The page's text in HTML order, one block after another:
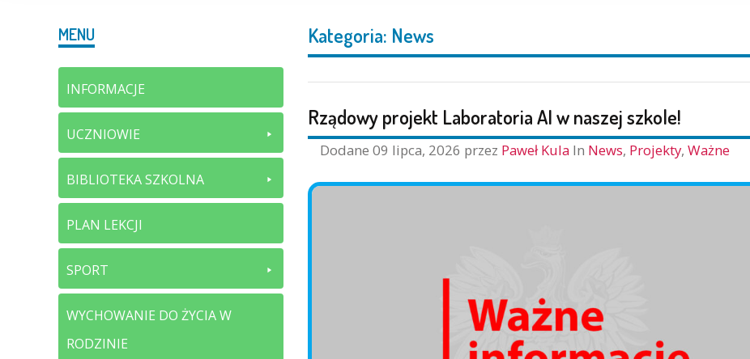
Kategoria: News
Rządowy projekt Laboratoria AI w naszej szkole!
Dodane 09 lipca, 2026 przez Paweł Kula In News, Projekty, Ważne
MENU
INFORMACJE
UCZNIOWIE
BIBLIOTEKA SZKOLNA
PLAN LEKCJI
SPORT
WYCHOWANIE DO ŻYCIA W
RODZINIE